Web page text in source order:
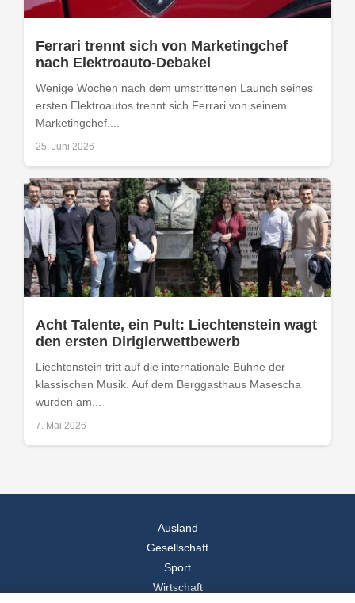
Ferrari trennt sich von Marketingchef
nach Elektroauto-Debakel
Wenige Wochen nach dem umstrittenen Launch seines
ersten Elektroautos trennt sich Ferrari von seinem
Marketingchef....
25. Juni 2026
Acht Talente, ein Pult: Liechtenstein wagt
den ersten Dirigierwettbewerb
Liechtenstein tritt auf die internationale Bühne der
klassischen Musik. Auf dem Berggasthaus Masescha
wurden am...
7. Mai 2026
Ausland
Gesellschaft
Sport
Wirtschaft